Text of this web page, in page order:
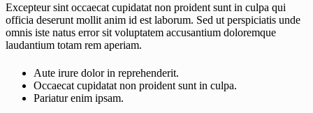
Excepteur sint occaecat cupidatat non proident sunt in culpa qui
officia deserunt mollit anim id est laborum. Sed ut perspiciatis unde
omnis iste natus error sit voluptatem accusantium doloremque
laudantium totam rem aperiam.
Aute irure dolor in reprehenderit.
Occaecat cupidatat non proident sunt in culpa.
Pariatur enim ipsam.